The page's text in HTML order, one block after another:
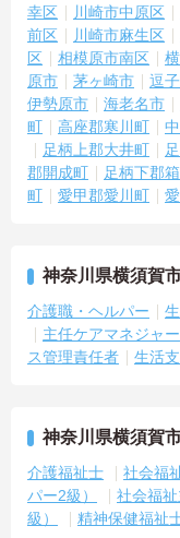
幸区
川崎市中原区
前区
川崎市麻生区
区
相模原市南区
原市
茅ヶ崎市 逗
伊勢原市
海老名市
町
高座郡寒川町
足柄上郡大井町
郡開成町
足柄下郡
町
愛甲郡愛川町
神奈川県横須賀
介護職・ヘルパー
主任ケアマネジャー
ス管理責任者
生活
神奈川県横須賀
介護福祉士 社会福
パー2級）
社会福
級）
精神保健福祉